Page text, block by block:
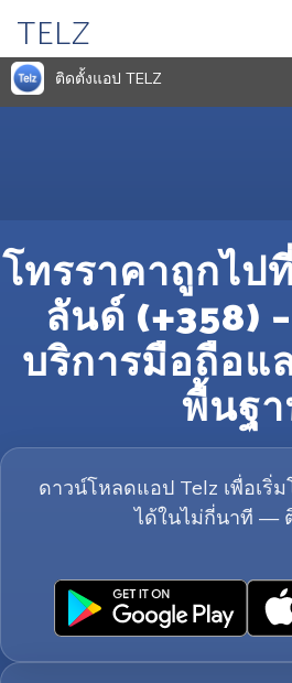
TELZ
ติดตั้งแอป TELZ
โทรราคาถูกไป
ลันด์ (+358)
บริการมือถือแ
พื้นฐ
ดาวน์โหลดแอป Telz เพื่อเริ่
ได้ในไม่กี่นาที —